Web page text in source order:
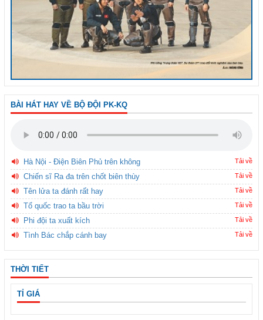
BÀI HÁT HAY VỀ BỘ ĐỘI PK-KQ
Hà Nội - Điện Biên Phủ trên không Tải về
Chiến sĩ Ra đa trên chốt biên thùy Tải về
Tên lửa ta đánh rất hay Tải về
Tổ quốc trao ta bầu trời Tải về
Phi đội ta xuất kích Tải về
Tình Bác chắp cánh bay Tải về
THỜI TIẾT
TỈ GIÁ